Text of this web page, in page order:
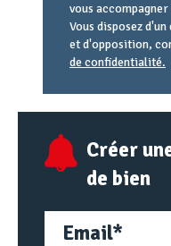
vous
Vous disposez
et d'opposition,
de confidentialité.
email
URL
Créer
de bien